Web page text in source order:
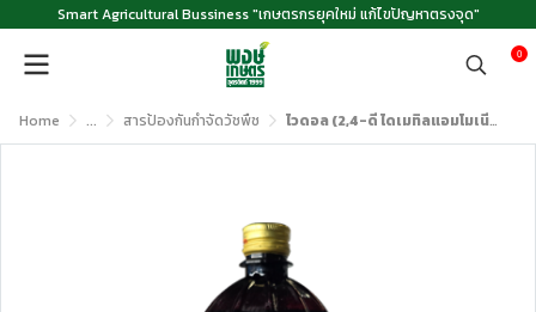
Smart Agricultural Bussiness "เกษตรกรยุคใหม่ แก้ไขปัญหาตรงจุด"
0
Home ... สารป้องกันกำจัดวัชพืช ไวดอล (2,4-ดี ไดเมทิลแอมโมเนียม 84% W/V EC) ขนาด 1 ลิตร